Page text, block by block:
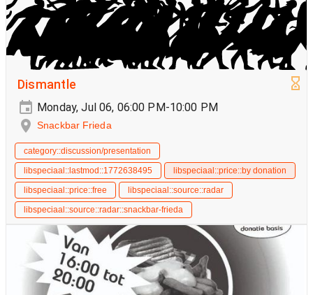
Dismantle
Monday, Jul 06, 06:00 PM-10:00 PM
Snackbar Frieda
category::discussion/presentation
libspeciaal::lastmod::1772638495
libspeciaal::price::by donation
libspeciaal::price::free
libspeciaal::source::radar
libspeciaal::source::radar::snackbar-frieda